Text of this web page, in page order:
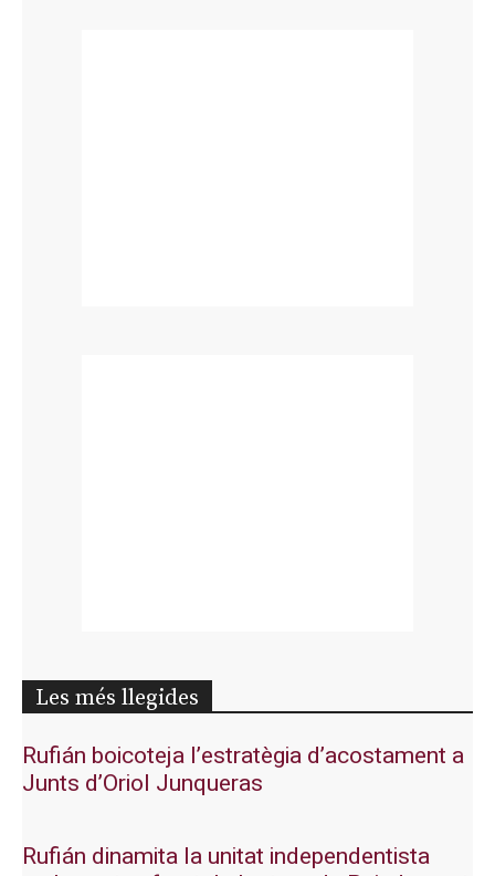
Les més llegides
Rufián boicoteja l’estratègia d’acostament a
Junts d’Oriol Junqueras
Rufián dinamita la unitat independentista